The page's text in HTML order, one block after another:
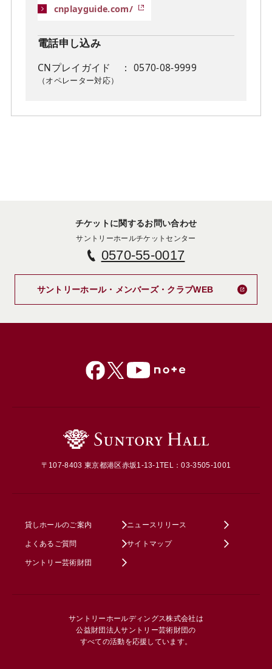
cnplayguide.com/
電話申し込み
CNプレイガイド
（オペレーター対応）
： 0570-08-9999
チケットに関するお問い合わせ
サントリーホールチケットセンター
0570-55-0017
サントリーホール・メンバーズ・クラブWEB
〒107-8403 東京都港区赤坂1-13-1TEL：03-3505-1001
貸しホールのご案内 ニュースリリース
よくあるご質問 サイトマップ
サントリー芸術財団
サントリーホールディングス株式会社は
公益財団法人サントリー芸術財団の
すべての活動を応援しています。